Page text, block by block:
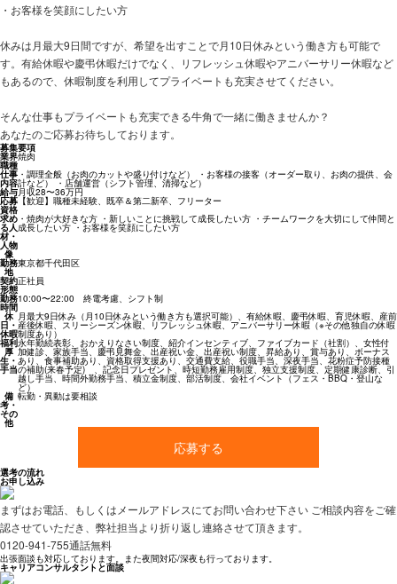
・お客様を笑顔にしたい方
休みは月最大9日間ですが、希望を出すことで月10日休みという働き方も可能で
す。有給休暇や慶弔休暇だけでなく、リフレッシュ休暇やアニバーサリー休暇など
もあるので、休暇制度を利用してプライベートも充実させてください。
そんな仕事もプライベートも充実できる牛角で一緒に働きませんか？
あなたのご応募お待ちしております。
募集要項
業界焼肉
職種
仕事
内容
・調理全般（お肉のカットや盛り付けなど） ・お客様の接客（オーダー取り、お肉の提供、会
計など） ・店舗運営（シフト管理、清掃など）
給与月収28〜36万円
応募
資格
【歓迎】職種未経験、既卒＆第二新卒、フリーター
求め
る人
材・
人物
像
・焼肉が大好きな方 ・新しいことに挑戦して成長したい方 ・チームワークを大切にして仲間と
成長したい方 ・お客様を笑顔にしたい方
勤務
地
東京都千代田区
契約
形態
正社員
勤務
時間
10:00〜22:00 終電考慮、シフト制
休
日・
休暇
月最大9日休み（月10日休みという働き方も選択可能）、有給休暇、慶弔休暇、育児休暇、産前
産後休暇、スリーシーズン休暇、リフレッシュ休暇、アニバーサリー休暇（※その他独自の休暇
制度あり）
福利
厚
生・
手当
永年勤続表彰、おかえりなさい制度、紹介インセンティブ、ファイブカード（社割）、女性付
加健診、家族手当、慶弔見舞金、出産祝い金、出産祝い制度、昇給あり、賞与あり、ボーナス
あり、食事補助あり、資格取得支援あり、交通費支給、役職手当、深夜手当、花粉症予防接種
の補助(来春予定) 、記念日プレゼント、時短勤務雇用制度、独立支援制度、定期健康診断、引
越し手当、時間外勤務手当、積立金制度、部活制度、会社イベント（フェス・BBQ・登山な
ど）
備
考・
その
他
転勤・異動は要相談
応募する
選考の流れ
お申し込み
まずはお電話、もしくはメールアドレスにてお問い合わせ下さい ご相談内容をご確
認させていただき、弊社担当より折り返し連絡させて頂きます。
0120-941-755通話無料
出張面談も対応しております。また夜間対応/深夜も行っております。
キャリアコンサルタントと面談